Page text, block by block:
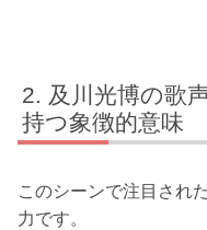
及川光博の歌
持つ象徴的意味
このシーンで注目され
力です。